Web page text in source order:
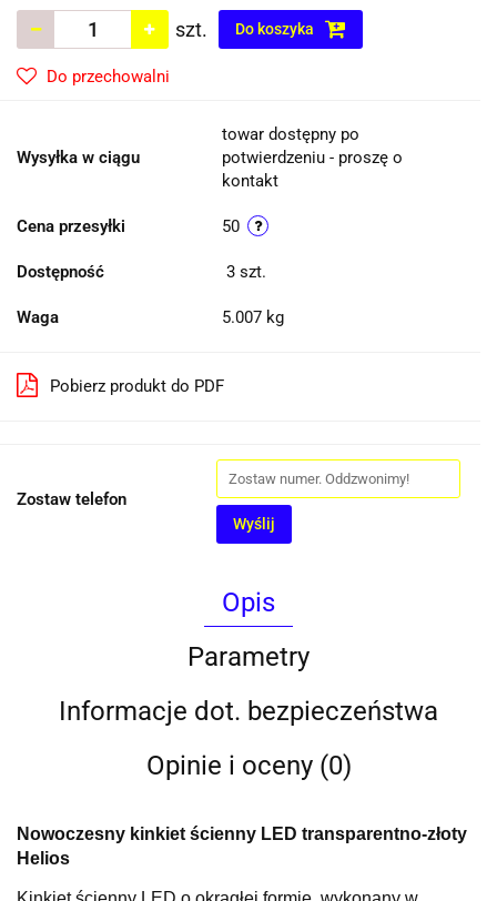
szt. Do koszyka
Do przechowalni
Wysyłka w ciągu
towar dostępny po
potwierdzeniu - proszę o
kontakt
Cena przesyłki 50
Dostępność 3 szt.
Waga 5.007 kg
Pobierz produkt do PDF
Zostaw telefon
Wyślij
Opis
Parametry
Informacje dot. bezpieczeństwa
Opinie i oceny (0)
Nowoczesny kinkiet ścienny LED transparentno-złoty
Helios